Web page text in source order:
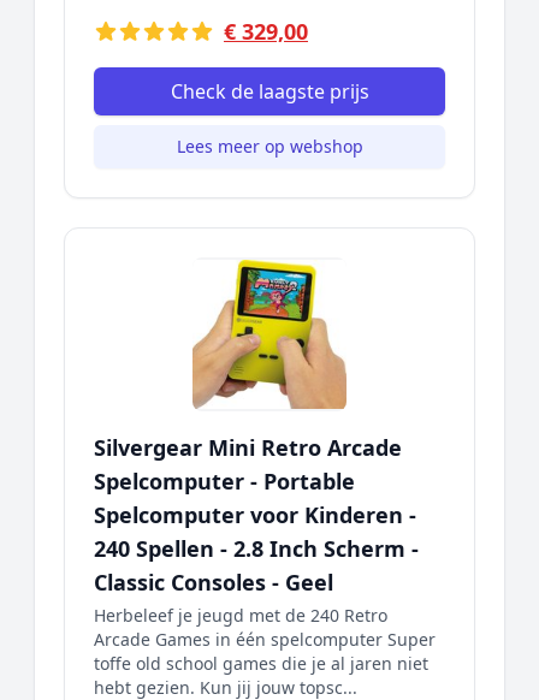
€ 329,00
Check de laagste prijs
Lees meer op webshop
Silvergear Mini Retro Arcade
Spelcomputer - Portable
Spelcomputer voor Kinderen -
240 Spellen - 2.8 Inch Scherm -
Classic Consoles - Geel
Herbeleef je jeugd met de 240 Retro
Arcade Games in één spelcomputer Super
toffe old school games die je al jaren niet
hebt gezien. Kun jij jouw topsc...